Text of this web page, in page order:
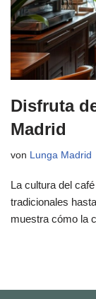
Disfruta
Madrid
von Lunga Madrid
La cultura del
tradicionales
muestra cómo la